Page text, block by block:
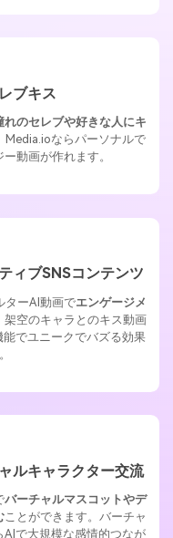
ブキス
れのセレブや好きな人にキ
Media.ioならパーソナルで
動画が作れます。
ィブSNSコンテンツ
ターAI動画でエンゲージメ
空のキャラとのキス動画
でユニークでバズる効果
ルキャラクター交流
バーチャルマスコットやデ
ことができます。バーチャ
で大規模な感情的つなが